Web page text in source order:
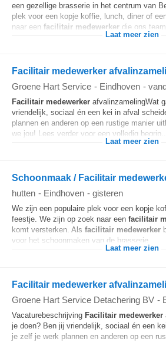
een gezellige brasserie in het centrum van
plek voor een kopje koffie, lunch, diner of
naar een facilitair medewerker die ons
Laat meer zien
Facilitair medewerker
Groene Hart Service - Eindhoven -
Facilitair medewerker afvalinzamelingWat
vriendelijk, sociaal én een kei in afval
plannen en anderen op een rustige manier
we jou! Lees verder voor een volledig begrip...
Laat meer zien
Schoonmaak / Facilitair
hutten - Eindhoven - gisteren
We zijn een populaire plek voor een kopje
feestje. We zijn op zoek naar een facilitair
komt versterken. Als facilitair medewerker
voor het schoonmaken van de brasserie...
Laat meer zien
Facilitair medewerker
Groene Hart Service Detachering BV -
Vacaturebeschrijving Facilitair medewerker
je doen? Ben jij vriendelijk, sociaal én een
je zelf je werk plannen en anderen op een